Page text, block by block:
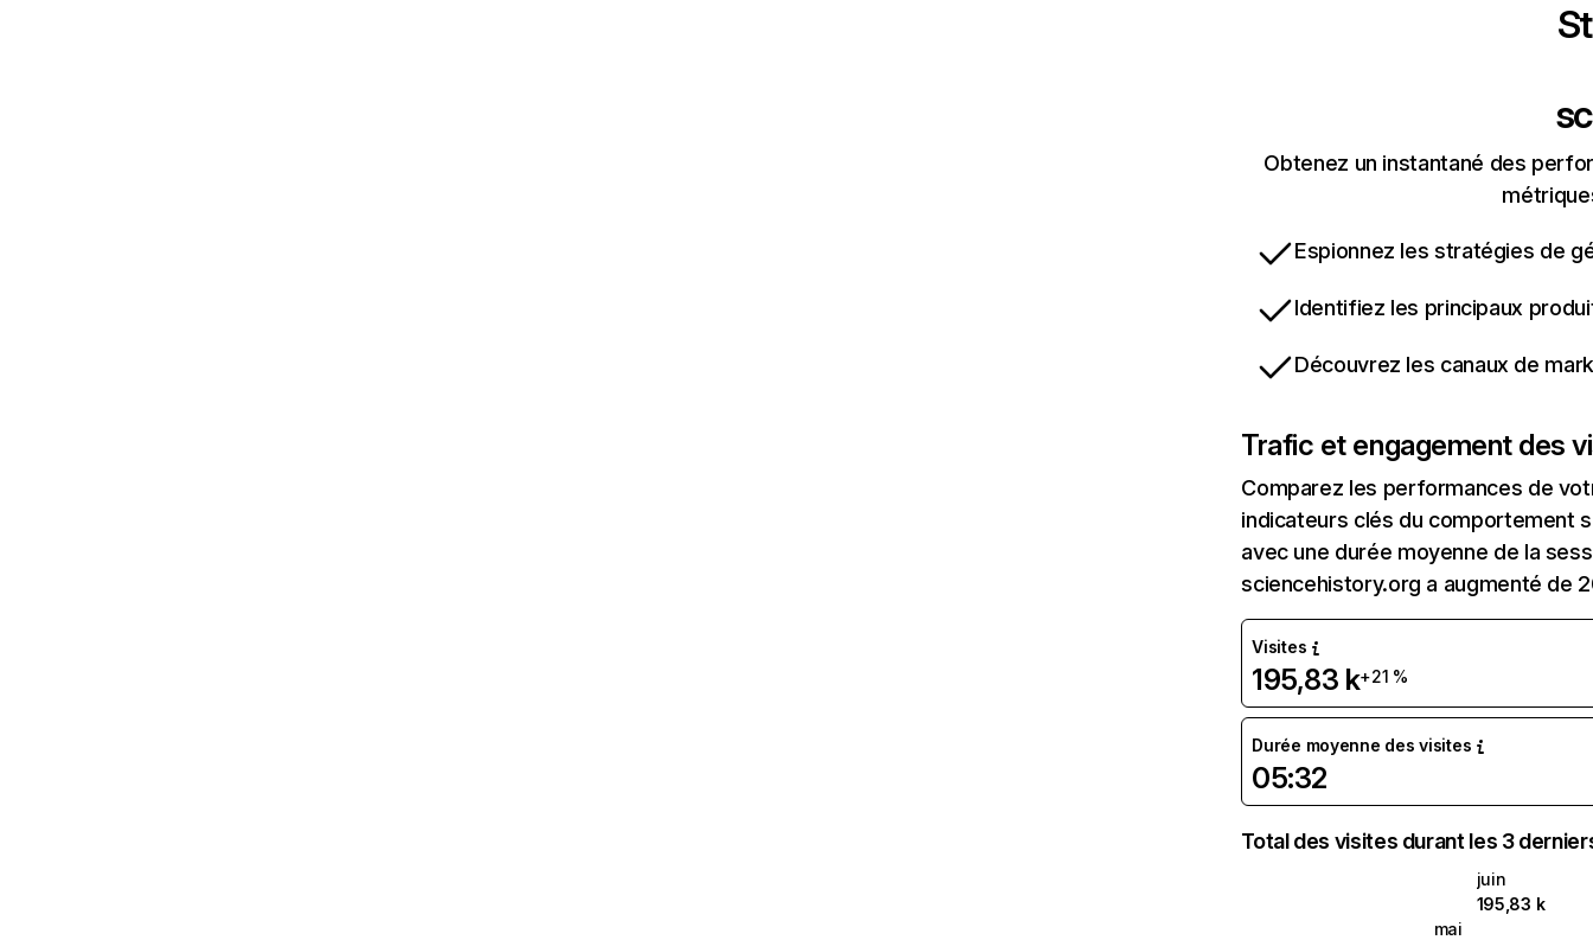
Obtenez un instantané des
Espionnez les stratégies de
Identifiez les principaux
Découvrez les canaux de
Trafic et engagement des
Comparez les performances de
indicateurs clés du comportement
avec une durée moyenne de la
sciencehistory.org a augmenté de
Visites
195,83 k+21 %
Durée moyenne des visites
05:32
Total des visites durant les 3
juin
195,83 k
mai